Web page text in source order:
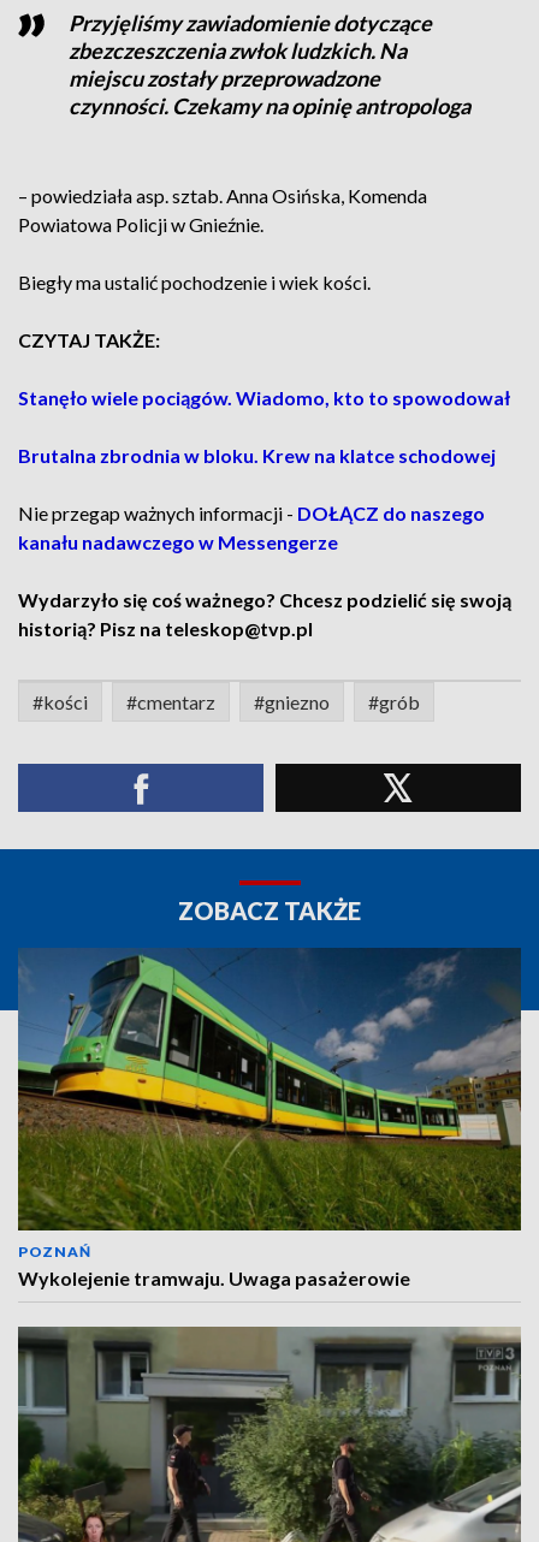
Przyjęliśmy zawiadomienie dotyczące
zbezczeszczenia zwłok ludzkich. Na
miejscu zostały przeprowadzone
czynności. Czekamy na opinię antropologa
– powiedziała asp. sztab. Anna Osińska, Komenda
Powiatowa Policji w Gnieźnie.
Biegły ma ustalić pochodzenie i wiek kości.
CZYTAJ TAKŻE:
Stanęło wiele pociągów. Wiadomo, kto to spowodował
Brutalna zbrodnia w bloku. Krew na klatce schodowej
Nie przegap ważnych informacji - DOŁĄCZ do naszego
kanału nadawczego w Messengerze
Wydarzyło się coś ważnego? Chcesz podzielić się swoją
historią? Pisz na teleskop@tvp.pl
#kości #cmentarz #gniezno #grób
ZOBACZ TAKŻE
POZNAŃ
Wykolejenie tramwaju. Uwaga pasażerowie